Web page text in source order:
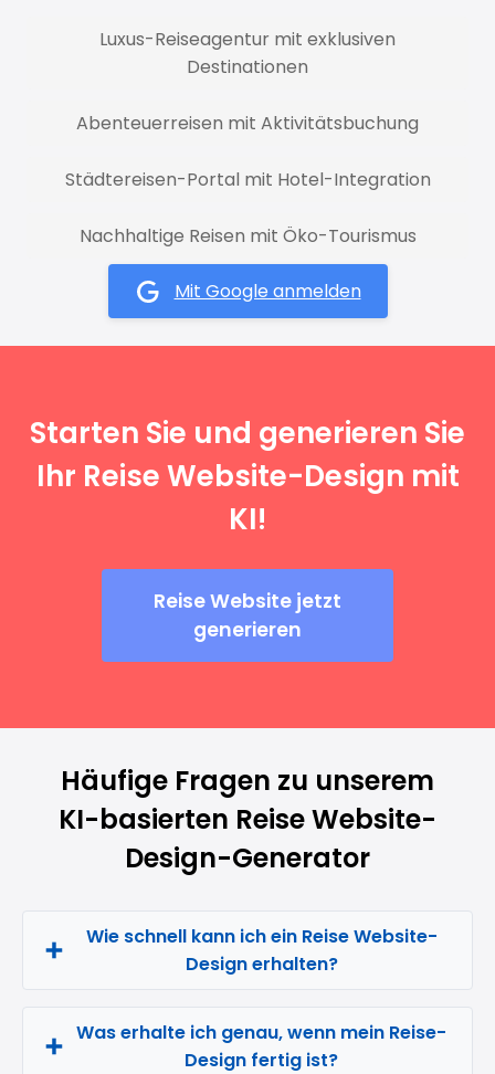
Luxus-Reiseagentur mit exklusiven
Destinationen
Abenteuerreisen mit Aktivitätsbuchung
Städtereisen-Portal mit Hotel-Integration
Nachhaltige Reisen mit Öko-Tourismus
Mit Google anmelden
Starten Sie und generieren Sie
Ihr Reise Website-Design mit
KI!
Reise Website jetzt
generieren
Häufige Fragen zu unserem
KI-basierten Reise Website-
Design-Generator
Wie schnell kann ich ein Reise Website-
Design erhalten?
Was erhalte ich genau, wenn mein Reise-
Design fertig ist?